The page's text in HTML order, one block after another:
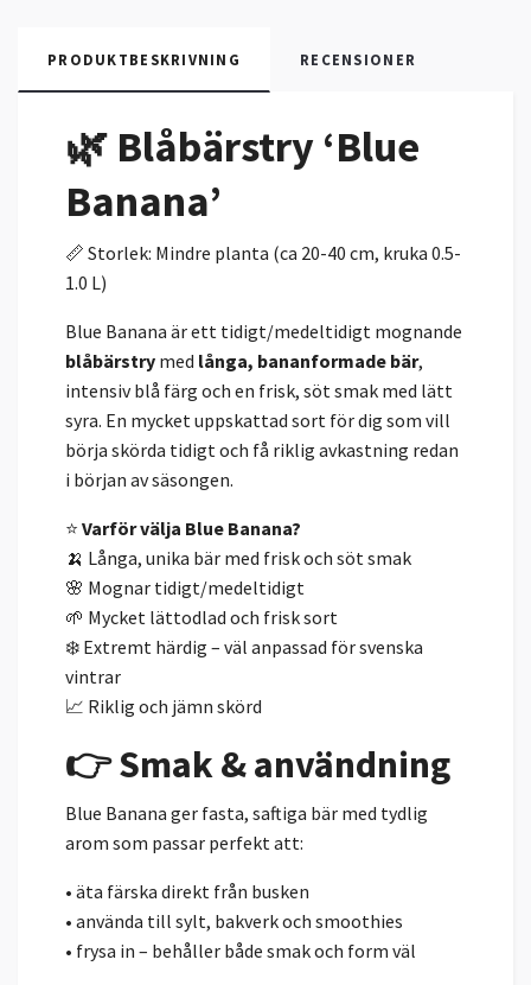
PRODUKTBESKRIVNING RECENSIONER
🌿 Blåbärstry ‘Blue
Banana’
📏 Storlek: Mindre planta (ca 20-40 cm, kruka 0.5-
1.0 L)
Blue Banana är ett tidigt/medeltidigt mognande
blåbärstry med långa, bananformade bär,
intensiv blå färg och en frisk, söt smak med lätt
syra. En mycket uppskattad sort för dig som vill
börja skörda tidigt och få riklig avkastning redan
i början av säsongen.
⭐ Varför välja Blue Banana?
🍌 Långa, unika bär med frisk och söt smak
🌸 Mognar tidigt/medeltidigt
🌱 Mycket lättodlad och frisk sort
❄️ Extremt härdig – väl anpassad för svenska
vintrar
📈 Riklig och jämn skörd
👉 Smak & användning
Blue Banana ger fasta, saftiga bär med tydlig
arom som passar perfekt att:
• äta färska direkt från busken
• använda till sylt, bakverk och smoothies
• frysa in – behåller både smak och form väl